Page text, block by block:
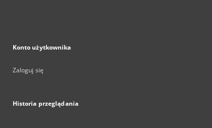
Konto użytkownika
Zaloguj się
Historia przeglądania